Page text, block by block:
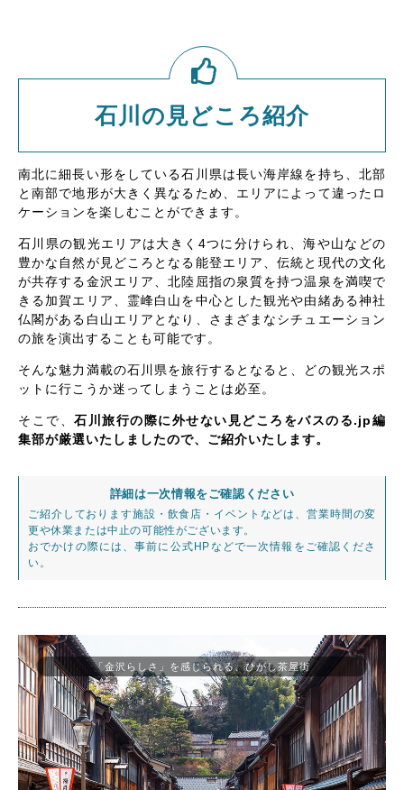
石川の見どころ紹介
南北に細長い形をしている石川県は長い海岸線を持ち、北部
と南部で地形が大きく異なるため、エリアによって違ったロ
ケーションを楽しむことができます。
石川県の観光エリアは大きく4つに分けられ、海や山などの
豊かな自然が見どころとなる能登エリア、伝統と現代の文化
が共存する金沢エリア、北陸屈指の泉質を持つ温泉を満喫で
きる加賀エリア、霊峰白山を中心とした観光や由緒ある神社
仏閣がある白山エリアとなり、さまざまなシチュエーション
の旅を演出することも可能です。
そんな魅力満載の石川県を旅行するとなると、どの観光スポ
ットに行こうか迷ってしまうことは必至。
そこで、石川旅行の際に外せない見どころをバスのる.jp編
集部が厳選いたしましたので、ご紹介いたします。
詳細は一次情報をご確認ください
ご紹介しております施設・飲食店・イベントなどは、営業時間の変
更や休業または中止の可能性がございます。
おでかけの際には、事前に公式HPなどで一次情報をご確認くださ
い。
「金沢らしさ」を感じられる、ひがし茶屋街